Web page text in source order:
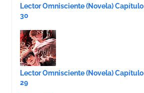
Lector Omnisciente (Novela) Capítulo
30
Lector Omnisciente (Novela) Capítulo
29